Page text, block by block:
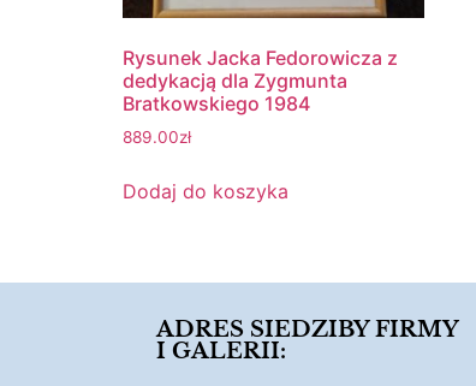
Rysunek Jacka Fedorowicza z
dedykacją dla Zygmunta
Bratkowskiego 1984
889.00zł
Dodaj do koszyka
ADRES SIEDZIBY FIRMY
I GALERII: